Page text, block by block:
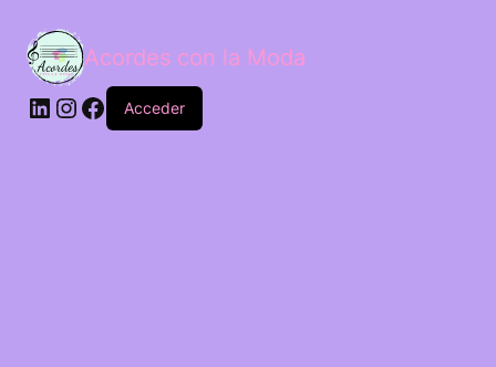
Acordes con la Moda
Acceder